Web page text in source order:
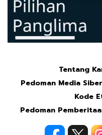
Tentang
Pedoman Media Siber
Kode
Pedoman